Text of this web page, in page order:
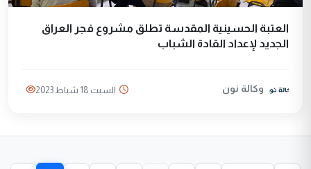
العتبة الحسينية المقدسة تطلق مشروع فجر العراق
الجديد لإعداد القادة الشباب
وكالة نون السبت 18 شباط 2023